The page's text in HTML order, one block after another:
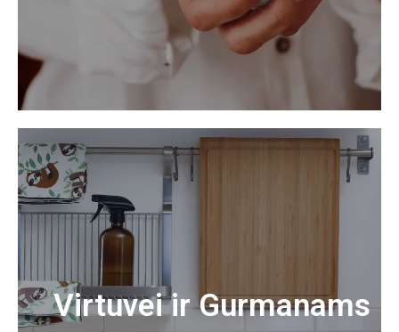
Virtuvei ir Gurmanams